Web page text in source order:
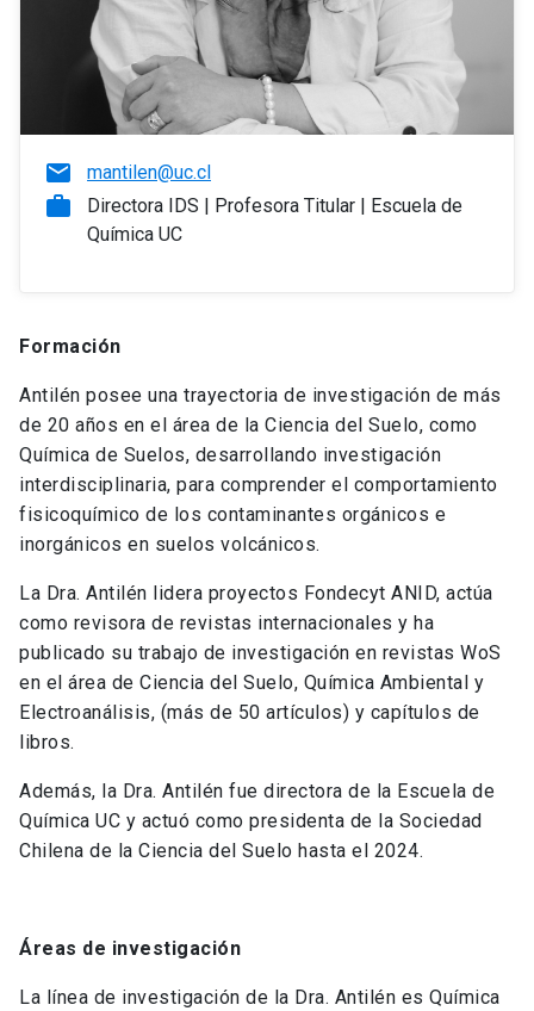
Formación
Antilén posee una trayectoria de investigación de más
de 20 años en el área de la Ciencia del Suelo, como
Química de Suelos, desarrollando investigación
interdisciplinaria, para comprender el comportamiento
fisicoquímico de los contaminantes orgánicos e
inorgánicos en suelos volcánicos.
La Dra. Antilén lidera proyectos Fondecyt ANID, actúa
como revisora de revistas internacionales y ha
publicado su trabajo de investigación en revistas WoS
en el área de Ciencia del Suelo, Química Ambiental y
Electroanálisis, (más de 50 artículos) y capítulos de
libros.
Además, la Dra. Antilén fue directora de la Escuela de
Química UC y actuó como presidenta de la Sociedad
Chilena de la Ciencia del Suelo hasta el 2024.
Áreas de investigación
La línea de investigación de la Dra. Antilén es Química
email mantilen@uc.cl
work
Directora IDS | Profesora Titular | Escuela de
Química UC